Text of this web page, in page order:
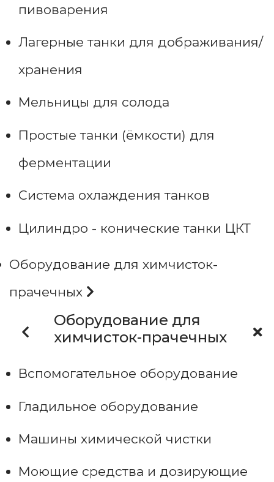
пивоварения
Лагерные танки для дображивания/
хранения
Мельницы для солода
Простые танки (ёмкости) для
ферментации
Система охлаждения танков
Цилиндро - конические танки ЦКТ
Оборудование для химчисток-
прачечных
Оборудование для
химчисток-прачечных
Вспомогательное оборудование
Гладильное оборудование
Машины химической чистки
Моющие средства и дозирующие